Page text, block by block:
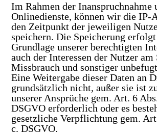
Im Rahmen der Inanspruchnahme
Onlinedienste, können wir die IP-
den Zeitpunkt der jeweiligen
speichern. Die Speicherung
Grundlage unserer berechtigten
auch der Interessen der Nutzer
Missbrauch und sonstiger
Eine Weitergabe dieser Daten an
grundsätzlich nicht, außer sie ist
unserer Ansprüche gem. Art. 6
DSGVO erforderlich oder es
gesetzliche Verpflichtung gem.
c. DSGVO.